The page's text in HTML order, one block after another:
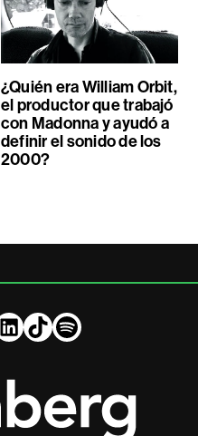
¿Quién era William Orbit,
el productor que trabajó
con Madonna y ayudó a
definir el sonido de los
2000?